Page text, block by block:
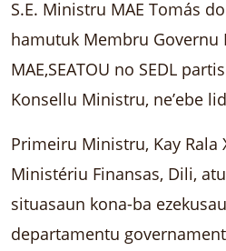
S.E. Ministru MAE Tomás
hamutuk Membru Governu
MAE,SEATOU no SEDL
Konsellu Ministru, ne’ebe
Primeiru Ministru, Kay Rala
Ministériu Finansas, Dili,
situasaun kona-ba
departamentu